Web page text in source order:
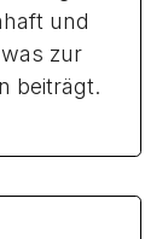
und
zur
beiträgt.